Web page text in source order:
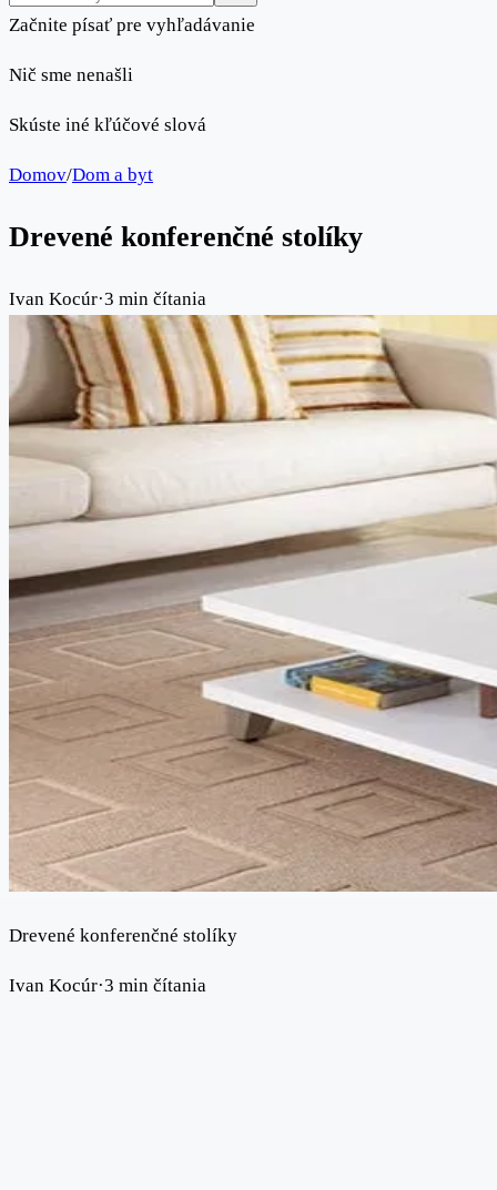
Začnite písať pre vyhľadávanie
Nič sme nenašli
Skúste iné kľúčové slová
Domov/Dom a byt
Drevené konferenčné stolíky
Ivan Kocúr·3 min čítania
Drevené konferenčné stolíky
Ivan Kocúr·3 min čítania